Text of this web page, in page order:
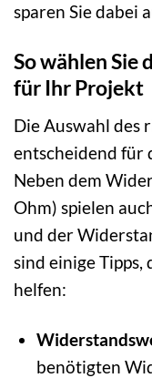
sparen Sie dabei
So wählen Sie
für Ihr Projekt
Die Auswahl des
entscheidend für
Neben dem
Ohm) spielen
und der
sind einige
helfen:
benötigten